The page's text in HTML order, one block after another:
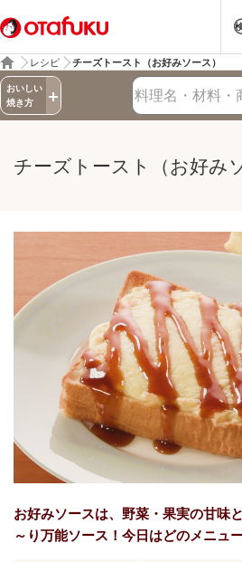
レシピ チーズトースト（お好みソース）
おいしい
焼き方
レシピ検索
チーズトースト（お好み
お好みソースは、野菜・果実の甘味
～り万能ソース！今日はどのメニュ